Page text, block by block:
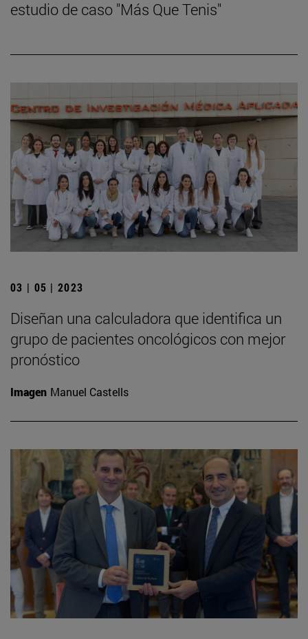
estudio de caso "Más Que Tenis"
03 | 05 | 2023
Diseñan una calculadora que identifica un
grupo de pacientes oncológicos con mejor
pronóstico
Imagen Manuel Castells